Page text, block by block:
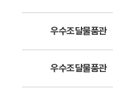
우수조달물품관
우수조달물품관